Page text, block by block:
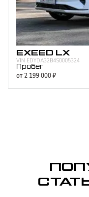
EXEED LX
VIN EDYDA32B4S0005324
Пробег
от2 199 000₽